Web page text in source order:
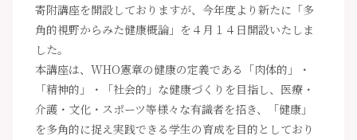
寄附講座を開設しておりますが、今年度より新たに「多
角的視野からみた健康概論」を４月１４日開設いたしま
した。
本講座は、WHO憲章の健康の定義である「肉体的」・
「精神的」・「社会的」な健康づくりを目指し、医療・
介護・文化・スポーツ等様々な有識者を招き、「健康」
を多角的に捉え実践できる学生の育成を目的としており